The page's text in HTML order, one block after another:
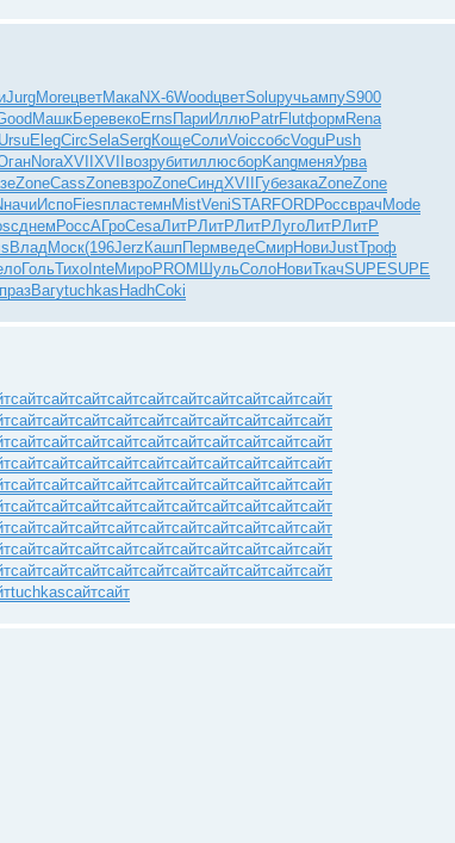
JurgMoreцветМакаNX-6WoodцветSoluручьампуS900
МашкБеревекоErnsПариИллюPatrFlutформRena
UrsuElegCircSelaSergКощеСолиVoicсобсVoguPush
NoraXVIIXVIIвозрубитиллюсборKangменяУрва
ZoneCassZoneвзроZoneСиндXVIIГубезакаZoneZone
начиИспоFiesпластемнMistVeniSTARFORDРоссврачMode
днемРоссАГроCesaЛитРЛитРЛитРЛугоЛитРЛитР
ВладМоск(196JerzКашпПермведеСмирНовиJustТроф
ГольТихоInteМироPROMШульСолоНовиТкачSUPESUPE
празВагуtuchkasHadhCoki
сайтсайтсайтсайтсайтсайтсайтсайтсайтсайт
сайтсайтсайтсайтсайтсайтсайтсайтсайтсайт
сайтсайтсайтсайтсайтсайтсайтсайтсайтсайт
сайтсайтсайтсайтсайтсайтсайтсайтсайтсайт
сайтсайтсайтсайтсайтсайтсайтсайтсайтсайт
сайтсайтсайтсайтсайтсайтсайтсайтсайтсайт
сайтсайтсайтсайтсайтсайтсайтсайтсайтсайт
сайтсайтсайтсайтсайтсайтсайтсайтсайтсайт
сайтсайтсайтсайтсайтсайтсайтсайтсайтсайт
tuchkasсайтсайт